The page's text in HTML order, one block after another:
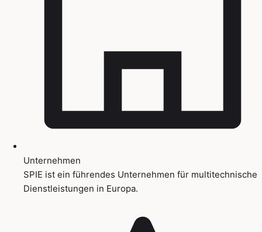
Unternehmen
SPIE ist ein führendes Unternehmen für multitechnische
Dienstleistungen in Europa.